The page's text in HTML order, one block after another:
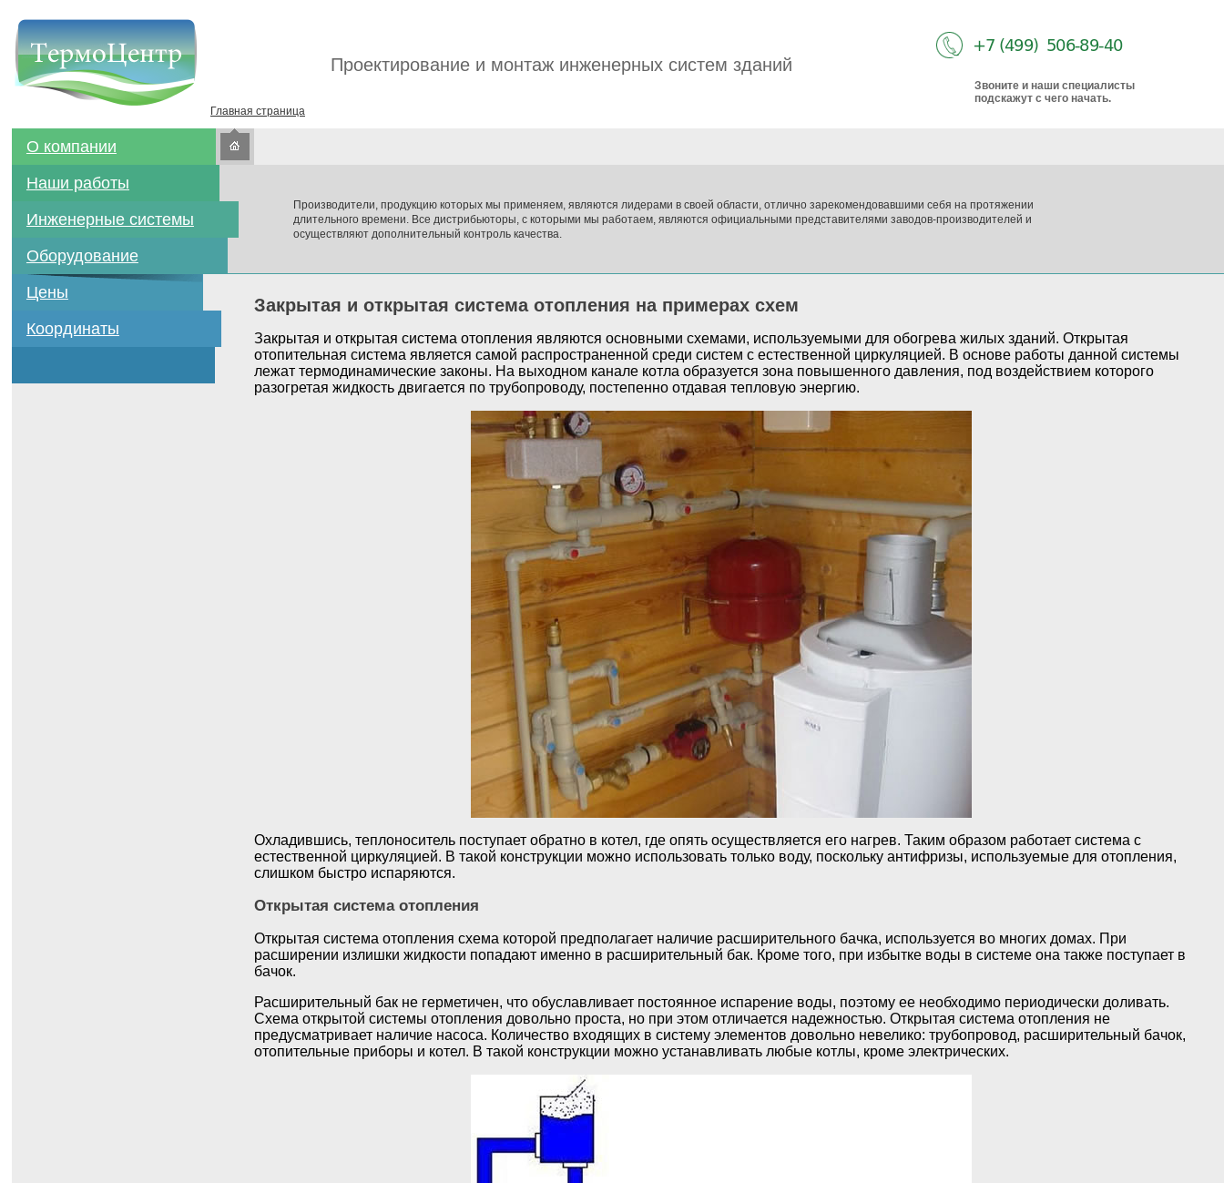
Главная страница
Проектирование и монтаж инженерных систем зданий
Звоните и наши специалисты
подскажут с чего начать.
О компании
Наши работы
Инженерные системы
Оборудование
Цены
Координаты
Производители, продукцию которых мы применяем, являются лидерами в своей области, отлично зарекомендовавшими себя на протяжении
длительного времени. Все дистрибьюторы, с которыми мы работаем, являются официальными представителями заводов-производителей и
осуществляют дополнительный контроль качества.
Закрытая и открытая система отопления на примерах схем
Закрытая и открытая система отопления являются основными схемами, используемыми для обогрева жилых зданий. Открытая
отопительная система является самой распространенной среди систем с естественной циркуляцией. В основе работы данной системы
лежат термодинамические законы. На выходном канале котла образуется зона повышенного давления, под воздействием которого
разогретая жидкость двигается по трубопроводу, постепенно отдавая тепловую энергию.
Охладившись, теплоноситель поступает обратно в котел, где опять осуществляется его нагрев. Таким образом работает система с
естественной циркуляцией. В такой конструкции можно использовать только воду, поскольку антифризы, используемые для отопления,
слишком быстро испаряются.
Открытая система отопления
Открытая система отопления схема которой предполагает наличие расширительного бачка, используется во многих домах. При
расширении излишки жидкости попадают именно в расширительный бак. Кроме того, при избытке воды в системе она также поступает в
бачок.
Расширительный бак не герметичен, что обуславливает постоянное испарение воды, поэтому ее необходимо периодически доливать.
Схема открытой системы отопления довольно проста, но при этом отличается надежностью. Открытая система отопления не
предусматривает наличие насоса. Количество входящих в систему элементов довольно невелико: трубопровод, расширительный бачок,
отопительные приборы и котел. В такой конструкции можно устанавливать любые котлы, кроме электрических.